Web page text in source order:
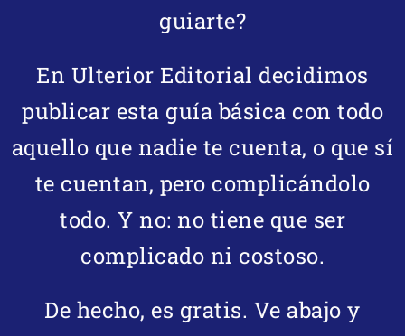
guiarte?
En Ulterior Editorial decidimos
publicar esta guía básica con todo
aquello que nadie te cuenta, o que sí
te cuentan, pero complicándolo
todo. Y no: no tiene que ser
complicado ni costoso.
De hecho, es gratis. Ve abajo y